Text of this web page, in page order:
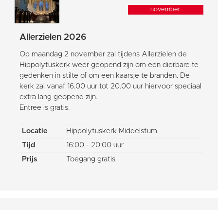
november
Allerzielen 2026
Op maandag 2 november zal tijdens Allerzielen de
Hippolytuskerk weer geopend zijn om een dierbare te
gedenken in stilte of om een kaarsje te branden. De
kerk zal vanaf 16.00 uur tot 20.00 uur hiervoor speciaal
extra lang geopend zijn.
Entree is gratis.
Locatie
Hippolytuskerk Middelstum
Tijd
16:00 - 20:00 uur
Prijs
Toegang gratis